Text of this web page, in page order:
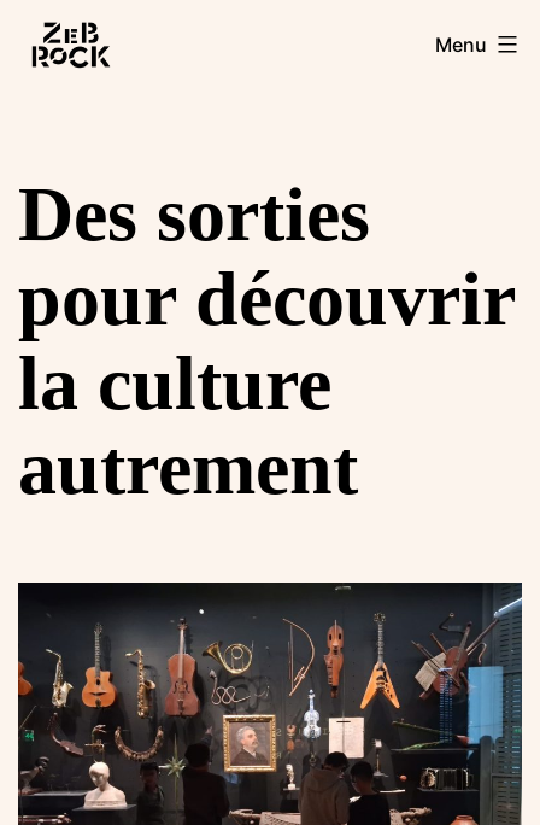
Aller
Zebrock Menu
Des sorties
pour découvrir
la culture
autrement